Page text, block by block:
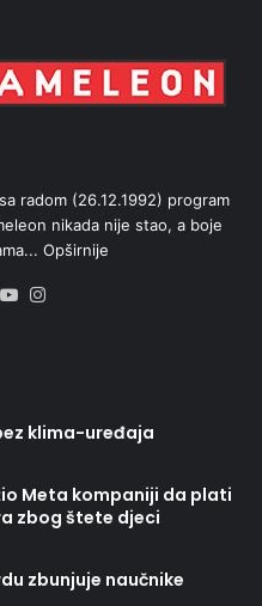
radom (26.12.1992) program
nikada nije stao, a boje
Opširnije
X YouTube
klima-uređaja
Meta kompaniji da plati
zbog štete djeci
zbunjuje naučnike